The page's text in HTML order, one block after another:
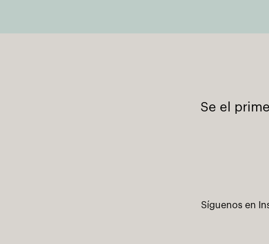
Se el
Síguenos en